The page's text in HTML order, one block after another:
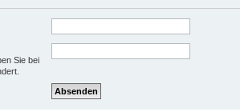
Sie bei